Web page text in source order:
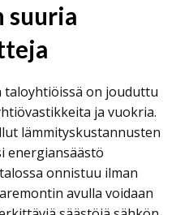
suuria
taloyhtiöissä on jouduttu
ja vuokria.
lämmityskustannusten
energiansäästö
onnistuu ilman
avulla voidaan